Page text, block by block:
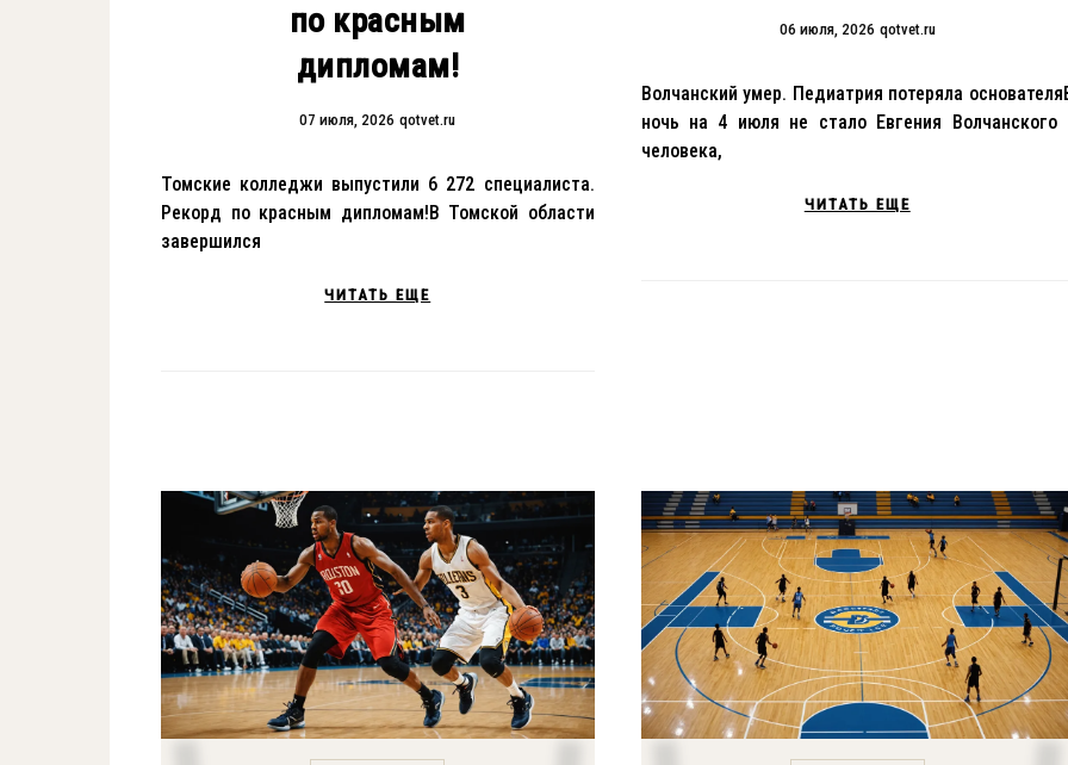
по красным
дипломам!
07 июля, 2026 qotvet.ru
Томские колледжи выпустили 6 272 специалиста.
Рекорд по красным дипломам!В Томской области
завершился
ЧИТАТЬ ЕЩЕ
06 июля, 2026 qotvet.ru
Волчанский умер. Педиатрия потеряла
ночь на 4 июля не стало Евгения Волчанского
человека,
ЧИТАТЬ ЕЩЕ